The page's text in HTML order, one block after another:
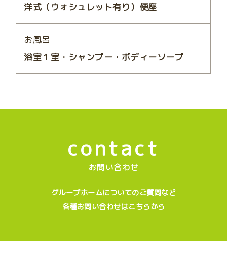
洋式（ウォシュレット有り）便座
お風呂
浴室１室・シャンプー・ボディーソープ
contact
お問い合わせ
グループホームについてのご質問など
各種お問い合わせはこちらから